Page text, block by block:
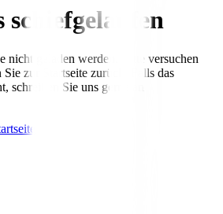
schiefgelaufen
nicht geladen werden. Bitte versuchen
Sie zur Startseite zurück. Falls das
schreiben Sie uns gerne an